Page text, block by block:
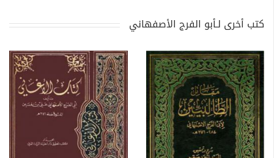
كتب أخرى لـأبو الفرج الأصفهاني